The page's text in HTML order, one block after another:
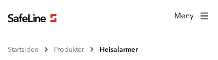
Meny
Startsiden Produkter Heisalarmer